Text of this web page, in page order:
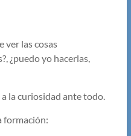
ver las cosas
¿puedo yo hacerlas,
la curiosidad ante todo.
formación: